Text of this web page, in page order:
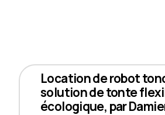
Location de robot
solution de tonte
écologique, par